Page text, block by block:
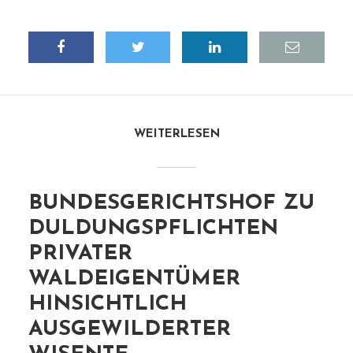
WEITERLESEN
BUNDESGERICHTSHOF ZU
DULDUNGSPFLICHTEN
PRIVATER
WALDEIGENTÜMER
HINSICHTLICH
AUSGEWILDERTER